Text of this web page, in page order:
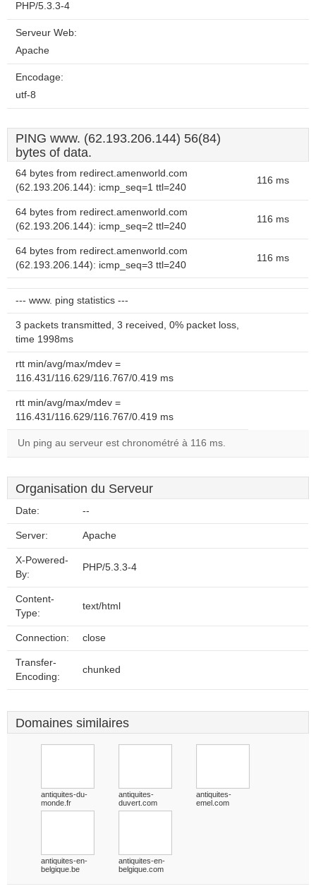
PHP/5.3.3-4
Serveur Web:
Apache
Encodage:
utf-8
PING www. (62.193.206.144) 56(84)
bytes of data.
64 bytes from redirect.amenworld.com
(62.193.206.144): icmp_seq=1 ttl=240
116 ms
64 bytes from redirect.amenworld.com
(62.193.206.144): icmp_seq=2 ttl=240
116 ms
64 bytes from redirect.amenworld.com
(62.193.206.144): icmp_seq=3 ttl=240
116 ms
--- www. ping statistics ---
3 packets transmitted, 3 received, 0% packet loss,
time 1998ms
rtt min/avg/max/mdev =
116.431/116.629/116.767/0.419 ms
rtt min/avg/max/mdev =
116.431/116.629/116.767/0.419 ms
Un ping au serveur est chronométré à 116 ms.
Organisation du Serveur
Date: --
Server: Apache
X-Powered-
By:
PHP/5.3.3-4
Content-
Type:
text/html
Connection: close
Transfer-
Encoding:
chunked
Domaines similaires
antiquites-du-
monde.fr
antiquites-
duvert.com
antiquites-
emel.com
antiquites-en-
belgique.be
antiquites-en-
belgique.com